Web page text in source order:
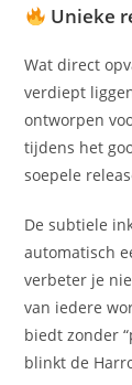
Unieke
Wat direct
verdiept
ontworpen
tijdens het
soepele
De subtiele
automatisch
verbeter je
van iedere
biedt zonder
blinkt de